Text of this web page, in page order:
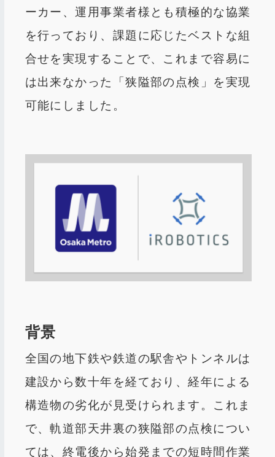
ーカー、運用事業者様とも積極的な協業
を行っており、課題に応じたベストな組
合せを実現することで、これまで容易に
は出来なかった「狭隘部の点検」を実現
可能にしました。
背景
全国の地下鉄や鉄道の駅舎やトンネルは
建設から数十年を経ており、経年による
構造物の劣化が見受けられます。これま
で、軌道部天井裏の狭隘部の点検につい
ては、終電後から始発までの短時間作業